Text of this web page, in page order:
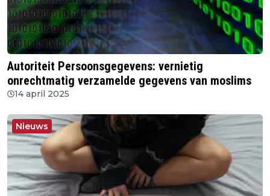
Autoriteit Persoonsgegevens: vernietig
onrechtmatig verzamelde gegevens van moslims
14 april 2025
Nieuws